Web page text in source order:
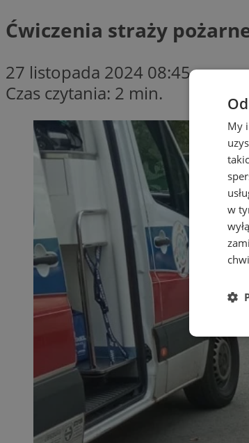
Ćwiczenia straży
27 listopada 2024 08:45
Czas czytania: 2 min.
My
w